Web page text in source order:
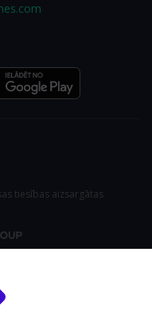
tiesības aizsargātas